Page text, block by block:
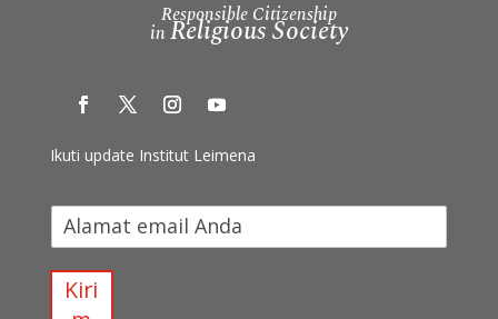
Responsible Citizenship
in Religious Society
Ikuti update Institut Leimena
Kiri